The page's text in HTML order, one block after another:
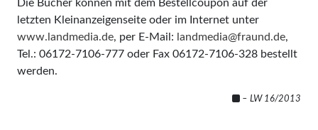
Die Bücher können mit dem Bestellcoupon auf der
letzten Kleinanzeigenseite oder im Internet unter
www.landmedia.de, per E-Mail: landmedia@fraund.de,
Tel.: 06172-7106-777 oder Fax 06172-7106-328 bestellt
werden.
– LW 16/2013